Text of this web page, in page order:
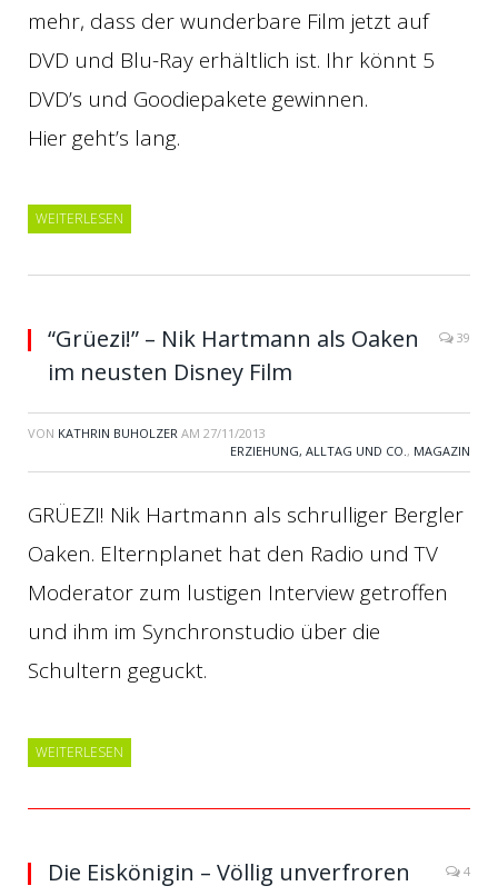
mehr, dass der wunderbare Film jetzt auf
DVD und Blu-Ray erhältlich ist. Ihr könnt 5
DVD’s und Goodiepakete gewinnen.
Hier geht’s lang.
WEITERLESEN
“Grüezi!” – Nik Hartmann als Oaken
im neusten Disney Film
39
VON KATHRIN BUHOLZER AM 27/11/2013
ERZIEHUNG, ALLTAG UND CO., MAGAZIN
GRÜEZI! Nik Hartmann als schrulliger Bergler
Oaken. Elternplanet hat den Radio und TV
Moderator zum lustigen Interview getroffen
und ihm im Synchronstudio über die
Schultern geguckt.
WEITERLESEN
Die Eiskönigin – Völlig unverfroren 4